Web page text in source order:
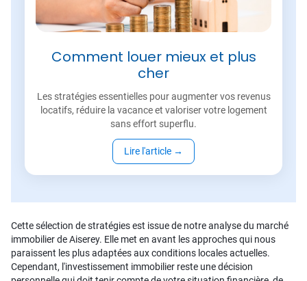
Comment louer mieux et plus
cher
Les stratégies essentielles pour augmenter vos revenus
locatifs, réduire la vacance et valoriser votre logement
sans effort superflu.
Lire l'article →
Cette sélection de stratégies est issue de notre analyse du marché
immobilier de Aiserey. Elle met en avant les approches qui nous
paraissent les plus adaptées aux conditions locales actuelles.
Cependant, l'investissement immobilier reste une décision